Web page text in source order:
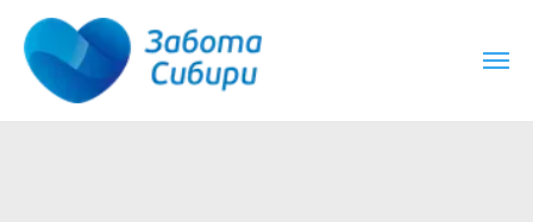
круглосуточно